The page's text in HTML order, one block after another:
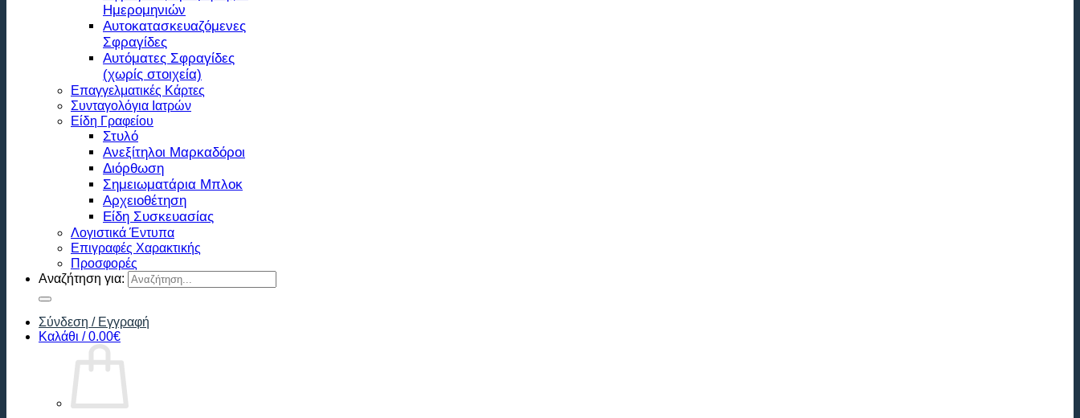
Ημερομηνιών
Αυτοκατασκευαζόμενες
Σφραγίδες
Αυτόματες Σφραγίδες
(χωρίς στοιχεία)
Επαγγελματικές Κάρτες
Συνταγολόγια Ιατρών
Είδη Γραφείου
Στυλό
Ανεξίτηλοι Μαρκαδόροι
Διόρθωση
Σημειωματάρια Μπλοκ
Αρχειοθέτηση
Είδη Συσκευασίας
Λογιστικά Έντυπα
Επιγραφές Χαρακτικής
Προσφορές
Αναζήτηση για:
Σύνδεση / Εγγραφή
Καλάθι /0.00€